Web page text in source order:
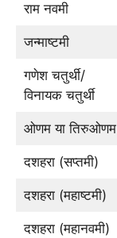
राम नवमी
जन्माष्टमी
गणेश चतुर्थी/
विनायक चतुर्थी
ओणम या तिरुओणम
दशहरा (सप्तमी)
दशहरा (महाष्टमी)
दशहरा (महानवमी)